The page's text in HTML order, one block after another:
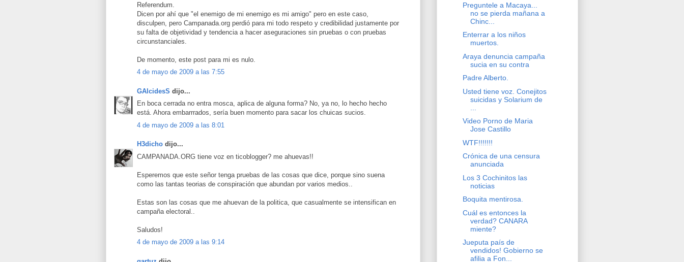
Referendum.
Dicen por ahí que "el enemigo de mi enemigo es mi amigo" pero en este caso,
disculpen, pero Campanada.org perdió para mi todo respeto y credibilidad justamente por
su falta de objetividad y tendencia a hacer aseguraciones sin pruebas o con pruebas
circunstanciales.
De momento, este post para mi es nulo.
4 de mayo de 2009 a las 7:55
GAlcidesS dijo...
En boca cerrada no entra mosca, aplica de alguna forma? No, ya no, lo hecho hecho
está. Ahora embarrrados, sería buen momento para sacar los chuicas sucios.
4 de mayo de 2009 a las 8:01
H3dicho dijo...
CAMPANADA.ORG tiene voz en ticoblogger? me ahuevas!!
Esperemos que este señor tenga pruebas de las cosas que dice, porque sino suena
como las tantas teorias de conspiración que abundan por varios medios..
Estas son las cosas que me ahuevan de la politica, que casualmente se intensifican en
campaña electoral..
Saludos!
4 de mayo de 2009 a las 9:14
Preguntele a Macaya...
no se pierda mañana a
Chinc...
Enterrar a los niños
muertos.
Araya denuncia campaña
sucia en su contra
Padre Alberto.
Usted tiene voz. Conejitos
suicidas y Solarium de
Video Porno de Maria
Jose Castillo
WTF!!!!!!!
Crónica de una censura
anunciada
Los 3 Cochinitos las
noticias
Boquita mentirosa.
Cuál es entonces la
verdad? CANARA
miente?
Jueputa país de
vendidos! Gobierno se
afilia a Fon...